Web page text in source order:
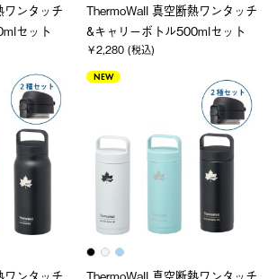
ワンタッチ
セット
ThermoWall 真空断熱ワンタッチ
&キャリーボトル500mlセット
￥2,280 (税込)
NEW